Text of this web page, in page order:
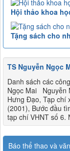
Hội thảo khoa
Tặng sách cho
TS Nguyễn Ngọc
Danh sách các
Ngọc Mai Nguyễn
Hưng Đạo, Tạp chí
(2001), Bước đầu
tạp chí VHNT số 6.
Báo thể thao và